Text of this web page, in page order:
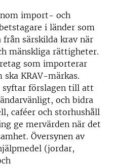
import- och
i länder som
särskilda krav när
mänskliga rättigheter.
som importerar
KRAV-märkas.
syftar förslagen till att
och bidra
caféer och storhushåll
ge mervärden när det
Översynen av
(jordar,